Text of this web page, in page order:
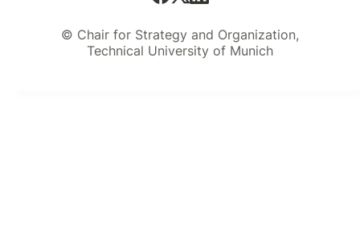
© Chair for Strategy and Organization,
Technical University of Munich